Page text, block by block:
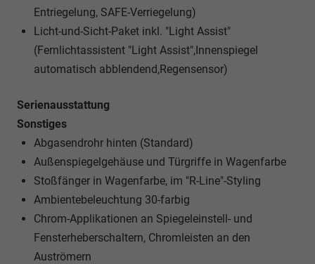
Entriegelung, SAFE-Verriegelung)
Licht-und-Sicht-Paket inkl. "Light Assist"
(Fernlichtassistent "Light Assist",Innenspiegel
automatisch abblendend,Regensensor)
Serienausstattung
Sonstiges
Abgasendrohr hinten (Standard)
Außenspiegelgehäuse und Türgriffe in Wagenfarbe
Stoßfänger in Wagenfarbe, im "R-Line"-Styling
Ambientebeleuchtung 30-farbig
Chrom-Applikationen an Spiegeleinstell- und
Fensterheberschaltern, Chromleisten an den
Auströmern